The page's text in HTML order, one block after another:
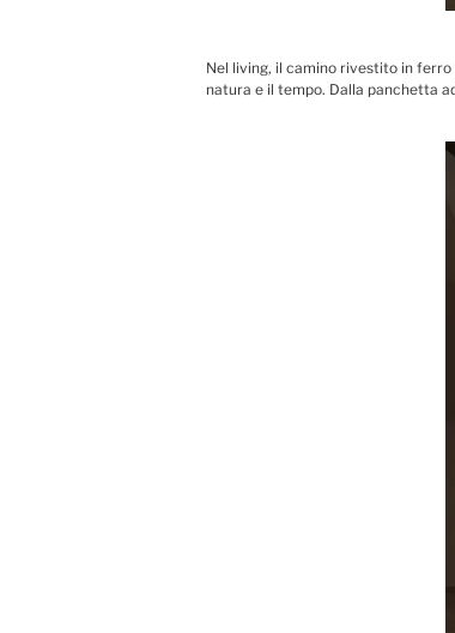
Nel living, il camino rivestito in
natura e il tempo. Dalla panchetta